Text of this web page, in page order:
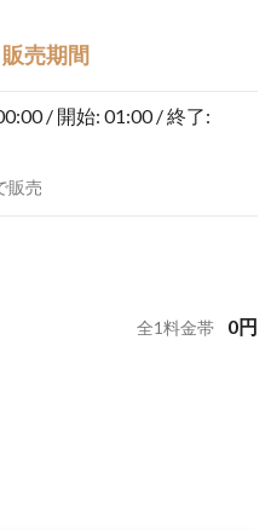
売期間
/ 開始: 01:00 / 終了:
販売
全1料金帯 0円